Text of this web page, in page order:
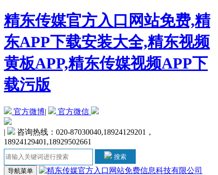
精东传媒官方入口网站免费,精
东APP下载安装大全,精东视频
黄板APP,精东传媒视频APP下
载污版
官方微博| 官方微信
|
咨询热线：020-87030040,18924129201，
18924129401,18929502661
搜索
导航菜单